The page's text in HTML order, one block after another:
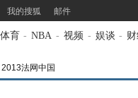
我的搜狐 邮件
体育 - NBA - 视频 - 娱谈 -
2013法网中国